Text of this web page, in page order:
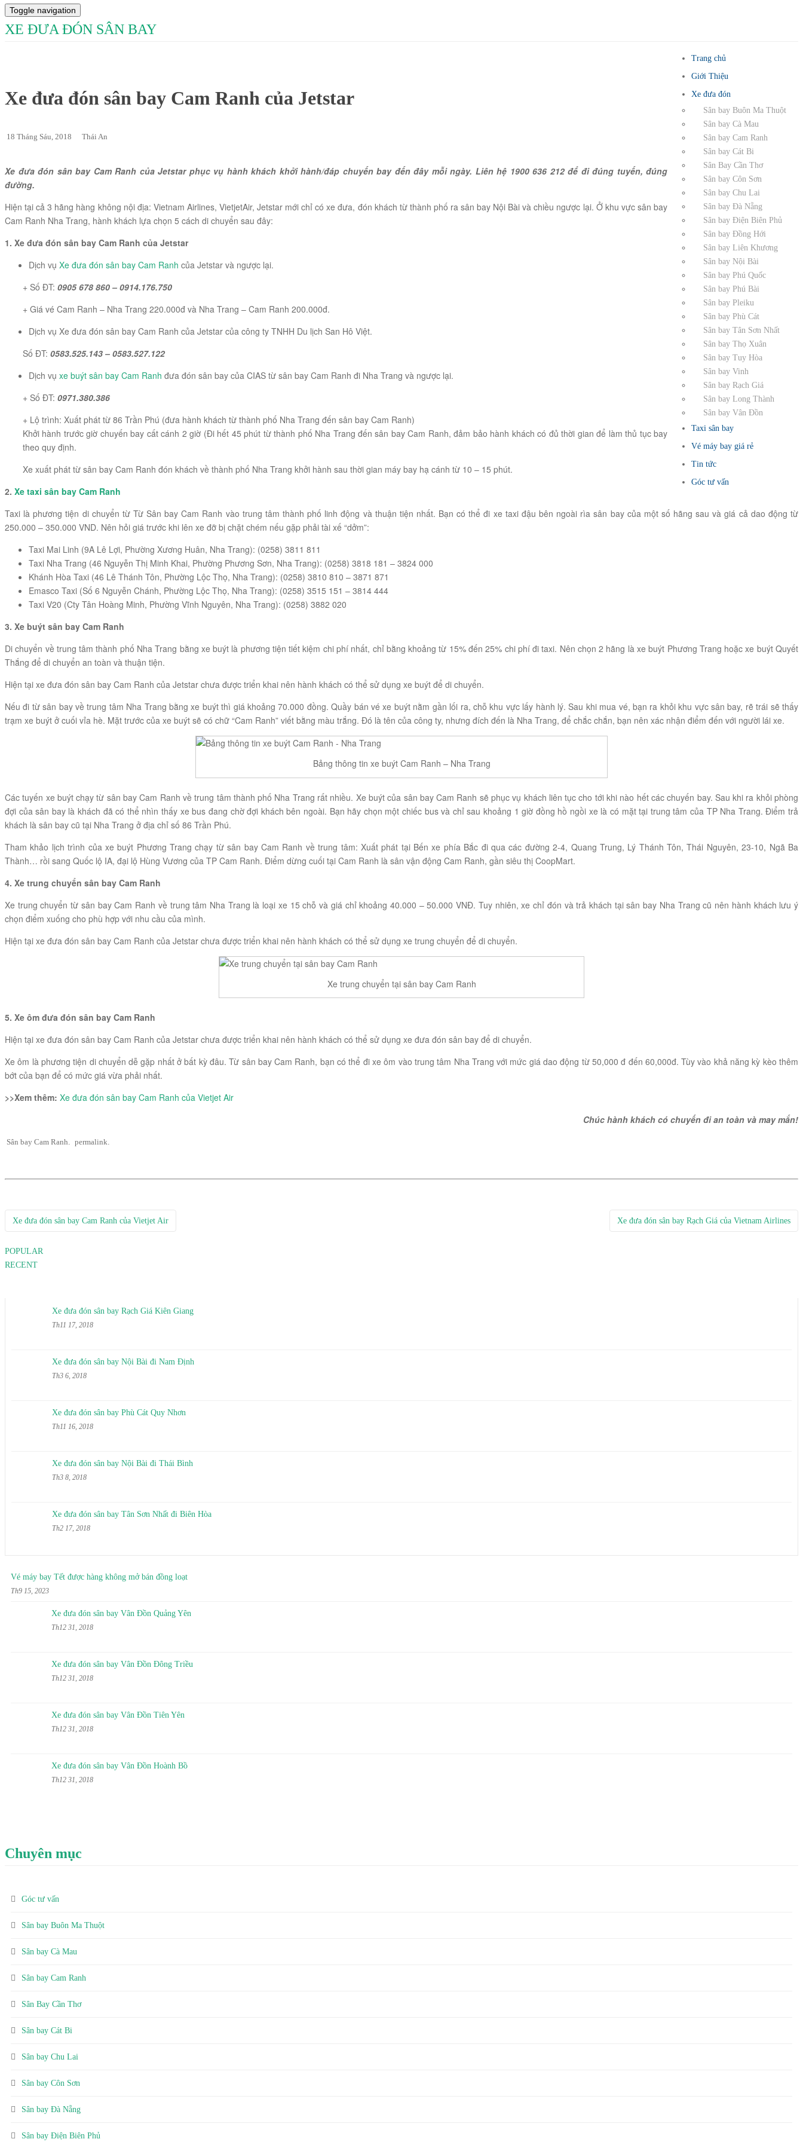
Toggle navigation
XE ĐƯA ĐÓN SÂN BAY
Trang chủ
Giới Thiệu
Xe đưa đón
Sân bay Buôn Ma Thuột
Sân bay Cà Mau
Sân bay Cam Ranh
Sân bay Cát Bi
Sân Bay Cần Thơ
Sân bay Côn Sơn
Sân bay Chu Lai
Sân bay Đà Nẵng
Sân bay Điện Biên Phủ
Sân bay Đồng Hới
Sân bay Liên Khương
Sân bay Nội Bài
Sân bay Phú Quốc
Sân bay Phú Bài
Sân bay Pleiku
Sân bay Phù Cát
Sân bay Tân Sơn Nhất
Sân bay Thọ Xuân
Sân bay Tuy Hòa
Sân bay Vinh
Sân bay Rạch Giá
Sân bay Long Thành
Sân bay Vân Đồn
Taxi sân bay
Vé máy bay giá rẻ
Tin tức
Góc tư vấn
Xe đưa đón sân bay Cam Ranh của Jetstar
18 Tháng Sáu, 2018 Thái An
Xe đưa đón sân bay Cam Ranh của Jetstar phục vụ hành khách khởi hành/đáp chuyến bay đến đây mỗi ngày. Liên hệ 1900 636 212 để đi đúng tuyến, đúng
đường.
Hiện tại cả 3 hãng hàng không nội địa: Vietnam Airlines, VietjetAir, Jetstar mới chỉ có xe đưa, đón khách từ thành phố ra sân bay Nội Bài và chiều ngược lại. Ở khu vực sân bay
Cam Ranh Nha Trang, hành khách lựa chọn 5 cách di chuyển sau đây:
1. Xe đưa đón sân bay Cam Ranh của Jetstar
Dịch vụ Xe đưa đón sân bay Cam Ranh của Jetstar và ngược lại.
+ Số ĐT: 0905 678 860 – 0914.176.750
+ Giá vé Cam Ranh – Nha Trang 220.000đ và Nha Trang – Cam Ranh 200.000đ.
Dịch vụ Xe đưa đón sân bay Cam Ranh của Jetstar của công ty TNHH Du lịch San Hô Việt.
Số ĐT: 0583.525.143 – 0583.527.122
Dịch vụ xe buýt sân bay Cam Ranh đưa đón sân bay của CIAS từ sân bay Cam Ranh đi Nha Trang và ngược lại.
+ Số ĐT: 0971.380.386
+ Lộ trình: Xuất phát từ 86 Trần Phú (đưa hành khách từ thành phố Nha Trang đến sân bay Cam Ranh)
Khởi hành trước giờ chuyến bay cất cánh 2 giờ (Đi hết 45 phút từ thành phố Nha Trang đến sân bay Cam Ranh, đảm bảo hành khách có đủ thời gian để làm thủ tục bay
theo quy định.
Xe xuất phát từ sân bay Cam Ranh đón khách về thành phố Nha Trang khởi hành sau thời gian máy bay hạ cánh từ 10 – 15 phút.
2. Xe taxi sân bay Cam Ranh
Taxi là phương tiện di chuyển từ Từ Sân bay Cam Ranh vào trung tâm thành phố linh động và thuận tiện nhất. Bạn có thể đi xe taxi đậu bên ngoài rìa sân bay của một số hãng sau và giá cả dao động từ
250.000 – 350.000 VND. Nên hỏi giá trước khi lên xe đỡ bị chặt chém nếu gặp phải tài xế “dởm”:
Taxi Mai Linh (9A Lê Lợi, Phường Xương Huân, Nha Trang): (0258) 3811 811
Taxi Nha Trang (46 Nguyễn Thị Minh Khai, Phường Phương Sơn, Nha Trang): (0258) 3818 181 – 3824 000
Khánh Hòa Taxi (46 Lê Thánh Tôn, Phường Lộc Thọ, Nha Trang): (0258) 3810 810 – 3871 871
Emasco Taxi (Số 6 Nguyễn Chánh, Phường Lộc Thọ, Nha Trang): (0258) 3515 151 – 3814 444
Taxi V20 (Cty Tân Hoàng Minh, Phường Vĩnh Nguyên, Nha Trang): (0258) 3882 020
3. Xe buýt sân bay Cam Ranh
Di chuyển về trung tâm thành phố Nha Trang bằng xe buýt là phương tiện tiết kiệm chi phí nhất, chỉ bằng khoảng từ 15% đến 25% chi phí đi taxi. Nên chọn 2 hãng là xe buýt Phương Trang hoặc xe buýt Quyết
Thắng để di chuyển an toàn và thuận tiện.
Hiện tại xe đưa đón sân bay Cam Ranh của Jetstar chưa được triển khai nên hành khách có thể sử dụng xe buýt để di chuyển.
Nếu đi từ sân bay về trung tâm Nha Trang bằng xe buýt thì giá khoảng 70.000 đồng. Quầy bán vé xe buýt nằm gần lối ra, chỗ khu vực lấy hành lý. Sau khi mua vé, bạn ra khỏi khu vực sân bay, rẽ trái sẽ thấy
trạm xe buýt ở cuối vỉa hè. Mặt trước của xe buýt sẽ có chữ “Cam Ranh” viết bằng màu trắng. Đó là tên của công ty, nhưng đích đến là Nha Trang, để chắc chắn, bạn nên xác nhận điểm đến với người lái xe.
Bảng thông tin xe buýt Cam Ranh – Nha Trang
Các tuyến xe buýt chạy từ sân bay Cam Ranh về trung tâm thành phố Nha Trang rất nhiều. Xe buýt của sân bay Cam Ranh sẽ phục vụ khách liên tục cho tới khi nào hết các chuyến bay. Sau khi ra khỏi phòng
đợi của sân bay là khách đã có thể nhìn thấy xe bus đang chờ đợi khách bên ngoài. Bạn hãy chọn một chiếc bus và chỉ sau khoảng 1 giờ đồng hồ ngồi xe là có mặt tại trung tâm của TP Nha Trang. Điểm trả
khách là sân bay cũ tại Nha Trang ở địa chỉ số 86 Trần Phú.
Tham khảo lịch trình của xe buýt Phương Trang chạy từ sân bay Cam Ranh về trung tâm: Xuất phát tại Bến xe phía Bắc đi qua các đường 2-4, Quang Trung, Lý Thánh Tôn, Thái Nguyên, 23-10, Ngã Ba
Thành… rồi sang Quốc lộ IA, đại lộ Hùng Vương của TP Cam Ranh. Điểm dừng cuối tại Cam Ranh là sân vận động Cam Ranh, gần siêu thị CoopMart.
4. Xe trung chuyển sân bay Cam Ranh
Xe trung chuyển từ sân bay Cam Ranh về trung tâm Nha Trang là loại xe 15 chỗ và giá chỉ khoảng 40.000 – 50.000 VNĐ. Tuy nhiên, xe chỉ đón và trả khách tại sân bay Nha Trang cũ nên hành khách lưu ý
chọn điểm xuống cho phù hợp với nhu cầu của mình.
Hiện tại xe đưa đón sân bay Cam Ranh của Jetstar chưa được triển khai nên hành khách có thể sử dụng xe trung chuyển để di chuyển.
Xe trung chuyển tại sân bay Cam Ranh
5. Xe ôm đưa đón sân bay Cam Ranh
Hiện tại xe đưa đón sân bay Cam Ranh của Jetstar chưa được triển khai nên hành khách có thể sử dụng xe đưa đón sân bay để di chuyển.
Xe ôm là phương tiện di chuyển dễ gặp nhất ở bất kỳ đâu. Từ sân bay Cam Ranh, bạn có thể đi xe ôm vào trung tâm Nha Trang với mức giá dao động từ 50,000 đ đến 60,000đ. Tùy vào khả năng kỳ kèo thêm
bớt của bạn để có mức giá vừa phải nhất.
>>Xem thêm: Xe đưa đón sân bay Cam Ranh của Vietjet Air
Chúc hành khách có chuyến đi an toàn và may mắn!
Sân bay Cam Ranh. permalink.
Post
navigation
Xe đưa đón sân bay Cam Ranh của Vietjet Air Xe đưa đón sân bay Rạch Giá của Vietnam Airlines
POPULAR
RECENT
Xe đưa đón sân bay Rạch Giá Kiên Giang
Th11 17, 2018
Xe đưa đón sân bay Nội Bài đi Nam Định
Th3 6, 2018
Xe đưa đón sân bay Phù Cát Quy Nhơn
Th11 16, 2018
Xe đưa đón sân bay Nội Bài đi Thái Bình
Th3 8, 2018
Xe đưa đón sân bay Tân Sơn Nhất đi Biên Hòa
Th2 17, 2018
Vé máy bay Tết được hàng không mở bán đồng loạt
Th9 15, 2023
Xe đưa đón sân bay Vân Đồn Quảng Yên
Th12 31, 2018
Xe đưa đón sân bay Vân Đồn Đông Triều
Th12 31, 2018
Xe đưa đón sân bay Vân Đồn Tiên Yên
Th12 31, 2018
Xe đưa đón sân bay Vân Đồn Hoành Bồ
Th12 31, 2018
Chuyên mục
Góc tư vấn
Sân bay Buôn Ma Thuột
Sân bay Cà Mau
Sân bay Cam Ranh
Sân Bay Cần Thơ
Sân bay Cát Bi
Sân bay Chu Lai
Sân bay Côn Sơn
Sân bay Đà Nẵng
Sân bay Điện Biên Phủ